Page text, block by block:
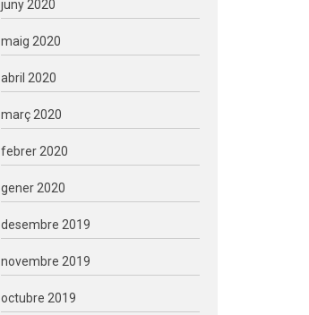
juny 2020
maig 2020
abril 2020
març 2020
febrer 2020
gener 2020
desembre 2019
novembre 2019
octubre 2019